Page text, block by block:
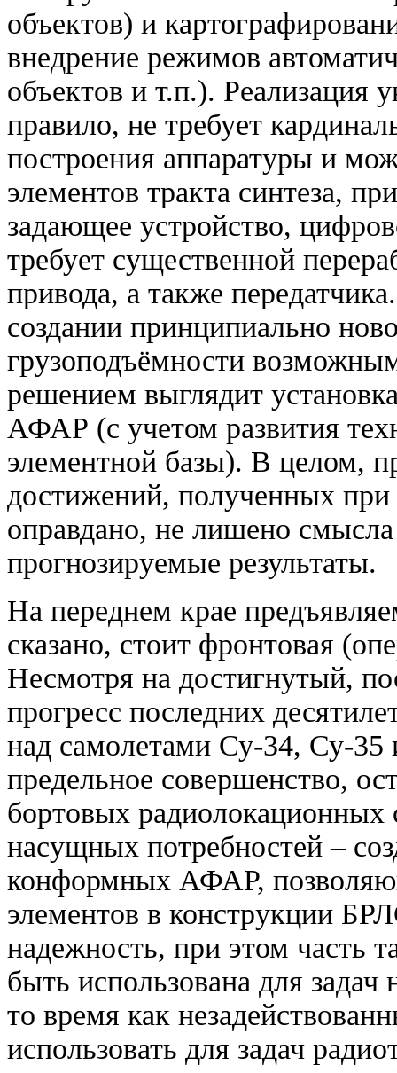
объектов) и
внедрение режимов
объектов и т.п.). Реализация
правило, не требует
построения аппаратуры и
элементов тракта синтеза,
задающее устройство,
требует существенной
привода, а также
создании принципиально
грузоподъёмности
решением выглядит
АФАР (с учетом развития
элементной базы). В целом,
достижений, полученных
оправдано, не лишено
прогнозируемые результаты.
На переднем крае
сказано, стоит фронтовая
Несмотря на достигнутый,
прогресс последних
над самолетами Су-34, Су-
предельное совершенство,
бортовых радиолокационных
насущных потребностей –
конформных АФАР,
элементов в конструкции
надежность, при этом часть
быть использована для
то время как
использовать для задач